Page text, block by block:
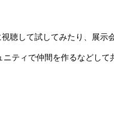
聴して試してみたり、展
ティで仲間を作るなどし